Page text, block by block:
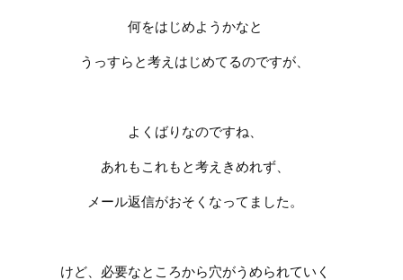
何をはじめようかなと
うっすらと考えはじめてるのですが、
よくばりなのですね、
あれもこれもと考えきめれず、
メール返信がおそくなってました。
けど、必要なところから穴がうめられていく